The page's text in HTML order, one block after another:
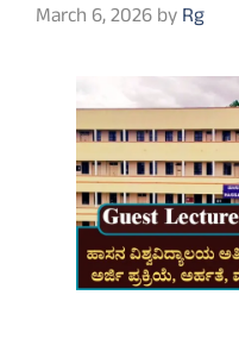
March 6, 2026byRg